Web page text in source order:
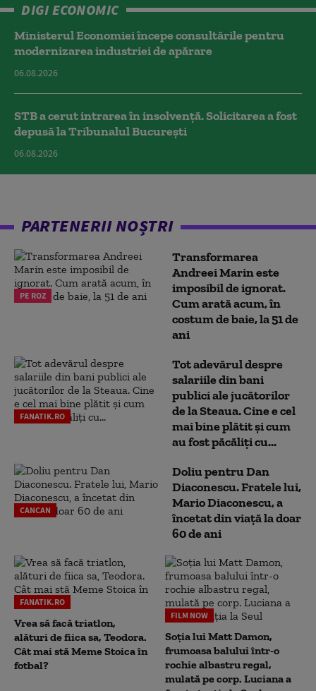
DIGI ECONOMIC
Ministerul Economiei începe consultările pentru
modernizarea industriei de apărare
06.08.2026
STB a cerut intrarea în insolvență. Solicitarea a fost
depusă la Tribunalul București
06.08.2026
PARTENERII NOȘTRI
PE ROZ
Transformarea
Andreei Marin este
imposibil de ignorat.
Cum arată acum, în
costum de baie, la 51 de
ani
FANATIK.RO
Tot adevărul despre
salariile din bani
publici ale jucătorilor
de la Steaua. Cine e cel
mai bine plătit și cum
au fost păcăliți cu...
CANCAN
Doliu pentru Dan
Diaconescu. Fratele lui,
Mario Diaconescu, a
încetat din viață la doar
60 de ani
FANATIK.RO
Vrea să facă triatlon,
alături de fiica sa, Teodora.
Cât mai stă Meme Stoica în
fotbal?
FILM NOW
Soția lui Matt Damon,
frumoasa balului într-o
rochie albastru regal,
mulată pe corp. Luciana a